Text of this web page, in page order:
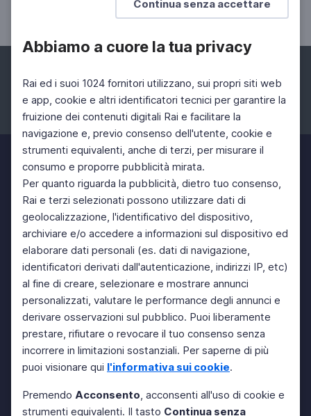
Continua senza accettare
Abbiamo a cuore la tua privacy
Rai ed i suoi 1024 fornitori utilizzano, sui propri siti web
e app, cookie e altri identificatori tecnici per garantire la
fruizione dei contenuti digitali Rai e facilitare la
navigazione e, previo consenso dell'utente, cookie e
strumenti equivalenti, anche di terzi, per misurare il
consumo e proporre pubblicità mirata.
Per quanto riguarda la pubblicità, dietro tuo consenso,
Rai e terzi selezionati possono utilizzare dati di
geolocalizzazione, l'identificativo del dispositivo,
archiviare e/o accedere a informazioni sul dispositivo ed
elaborare dati personali (es. dati di navigazione,
identificatori derivati dall'autenticazione, indirizzi IP, etc)
al fine di creare, selezionare e mostrare annunci
personalizzati, valutare le performance degli annunci e
derivare osservazioni sul pubblico. Puoi liberamente
prestare, rifiutare o revocare il tuo consenso senza
incorrere in limitazioni sostanziali. Per saperne di più
puoi visionare qui l'informativa sui cookie.
Premendo Acconsento, acconsenti all'uso di cookie e
strumenti equivalenti. Il tasto Continua senza
Torino con la "Mole Armonica" dell'OSN
Facebook Instagram Twitter